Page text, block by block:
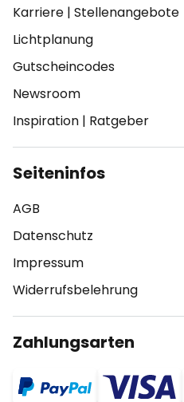
Karriere | Stellenangebote
Lichtplanung
Gutscheincodes
Newsroom
Inspiration | Ratgeber
Seiteninfos
AGB
Datenschutz
Impressum
Widerrufsbelehrung
Zahlungsarten